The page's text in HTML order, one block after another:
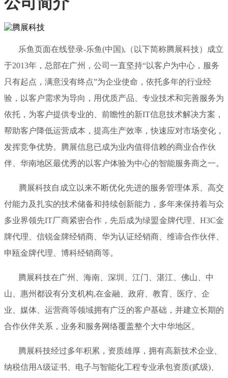
乐鱼页面在线登录-乐鱼(中国),（以下简称腾展科技）成立
于2013年，总部在广州，公司一直坚持“以客户为中心，服务
只有起点，满意没有终点”为企业使命，依托多年的行业经
验，以客户需求为导向，用优质产品、专业技术和完善服务为
依托，为客户提供专业的、前瞻性的新IT信息技术解决方案，
帮助客户降低运营成本，提高生产效率，快速应对市场变化，
发挥竞争优势。腾展信息已成为业内值得信赖的商业合作伙
伴、华南地区最优秀的以客户体验为中心的智能服务商之一。
腾展科技自成立以来不断优化先进的服务管理体系、高交
付能力及扎实的技术储备和持续创新能力，多年来保持着与众
多业界领先IT厂商紧密合作，先后成为绿盟金牌代理、H3C金
牌代理、信锐金牌经销商、华为认证经销商、维谛合作伙伴、
申瓯金牌代理、博科经销商等。
腾展科技在广州、海南、深圳、江门、湛江、佛山、中
山、惠州都设有分支机构,在金融、政府、教育、医疗、企
业、媒体、运营商等领域拥有广泛的客户基础，并建立长期的
合作伙伴关系，业务和服务网络覆盖整个大中华地区。
腾展科技经过多年积累，资质雄厚，拥有高新技术企业、
纳税信用A级证书、电子与智能化工程专业承包资质(贰级)、